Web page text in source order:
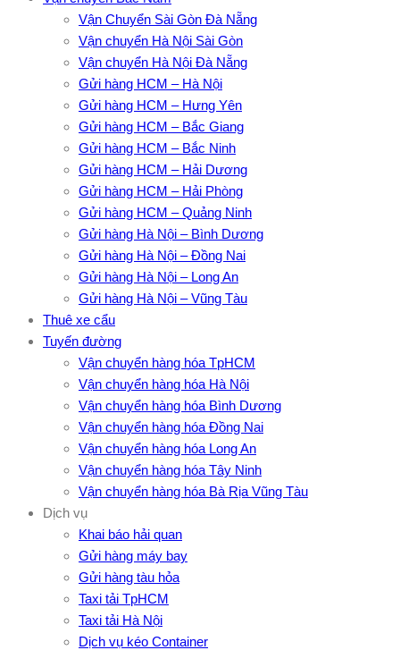
Vận Chuyển Sài Gòn Đà Nẵng
Vận chuyển Hà Nội Sài Gòn
Vận chuyển Hà Nội Đà Nẵng
Gửi hàng HCM – Hà Nội
Gửi hàng HCM – Hưng Yên
Gửi hàng HCM – Bắc Giang
Gửi hàng HCM – Bắc Ninh
Gửi hàng HCM – Hải Dương
Gửi hàng HCM – Hải Phòng
Gửi hàng HCM – Quảng Ninh
Gửi hàng Hà Nội – Bình Dương
Gửi hàng Hà Nội – Đồng Nai
Gửi hàng Hà Nội – Long An
Gửi hàng Hà Nội – Vũng Tàu
Thuê xe cẩu
Tuyến đường
Vận chuyển hàng hóa TpHCM
Vận chuyển hàng hóa Hà Nội
Vận chuyển hàng hóa Bình Dương
Vận chuyển hàng hóa Đồng Nai
Vận chuyển hàng hóa Long An
Vận chuyển hàng hóa Tây Ninh
Vận chuyển hàng hóa Bà Rịa Vũng Tàu
Dịch vụ
Khai báo hải quan
Gửi hàng máy bay
Gửi hàng tàu hỏa
Taxi tải TpHCM
Taxi tải Hà Nội
Dịch vụ kéo Container